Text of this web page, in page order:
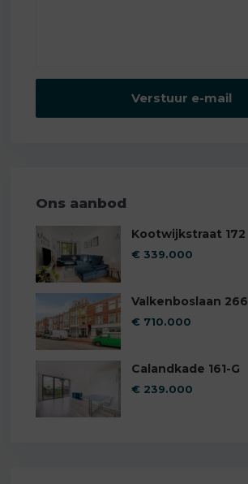
Ons aanbod
Kootwijkstraat 172
€ 339.000
Valkenboslaan 266
€ 710.000
Calandkade 161-G
€ 239.000